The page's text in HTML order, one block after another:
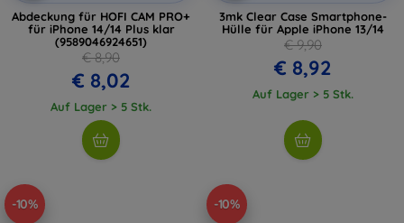
Abdeckung für HOFI CAM PRO+
für iPhone 14/14 Plus klar
(9589046924651)
€ 8,90
€ 8,02
Auf Lager > 5 Stk.
3mk Clear Case Smartphone-
Hülle für Apple iPhone 13/14
€ 9,90
€ 8,92
Auf Lager > 5 Stk.
-10% -10%